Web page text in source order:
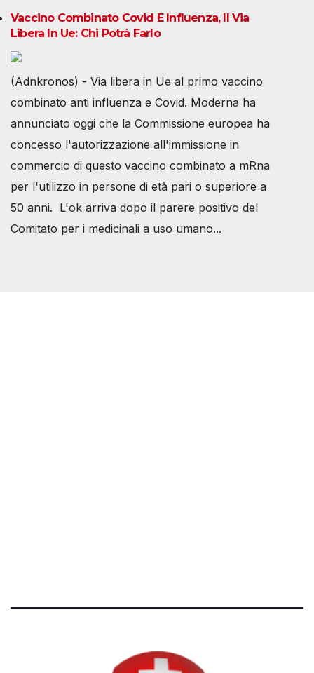
Vaccino Combinato Covid E Influenza, Il Via
Libera In Ue: Chi Potrà Farlo
(Adnkronos) - Via libera in Ue al primo vaccino
combinato anti influenza e Covid. Moderna ha
annunciato oggi che la Commissione europea ha
concesso l'autorizzazione all'immissione in
commercio di questo vaccino combinato a mRna
per l'utilizzo in persone di età pari o superiore a
50 anni. L'ok arriva dopo il parere positivo del
Comitato per i medicinali a uso umano...